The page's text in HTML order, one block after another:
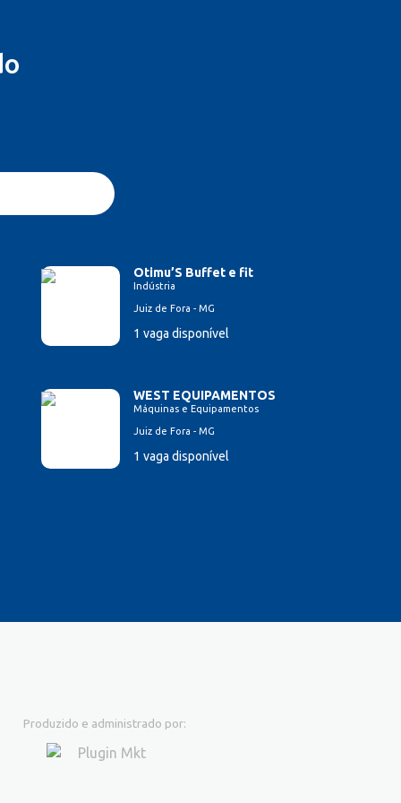
Otimu’S Buffet e fit
Indústria
Juiz de Fora - MG
1 vaga disponível
WEST EQUIPAMENTOS
Máquinas e Equipamentos
Juiz de Fora - MG
1 vaga disponível
Produzido e administrado por: